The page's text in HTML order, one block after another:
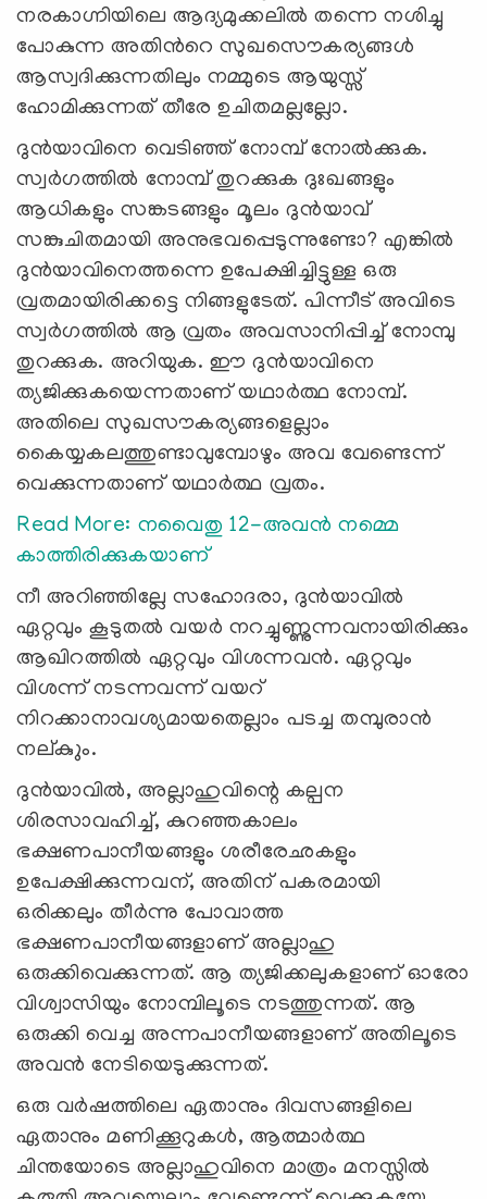
നരകാഗ്നിയിലെ ആദ്യമുക്കലില്‍ തന്നെ നശിച്ചു
പോകുന്ന അതിന്‍റെ സുഖസൌകര്യങ്ങള്‍
ആസ്വദിക്കുന്നതിലും നമ്മുടെ ആയുസ്സ്
ഹോമിക്കുന്നത് തീരേ ഉചിതമല്ലല്ലോ.
ദുന്‍യാവിനെ വെടിഞ്ഞ് നോമ്പ് നോല്‍ക്കുക.
സ്വര്‍ഗത്തില്‍ നോമ്പ് തുറക്കുക ദുഃഖങ്ങളും
ആധികളും സങ്കടങ്ങളും മൂലം ദുന്‍യാവ്
സങ്കുചിതമായി അനുഭവപ്പെടുന്നുണ്ടോ? എങ്കില്‍
ദുന്‍യാവിനെത്തന്നെ ഉപേക്ഷിച്ചിട്ടുള്ള ഒരു
വ്രതമായിരിക്കട്ടെ നിങ്ങളുടേത്. പിന്നീട് അവിടെ
സ്വര്‍ഗത്തില്‍ ആ വ്രതം അവസാനിപ്പിച്ച് നോമ്പു
തുറക്കുക. അറിയുക. ഈ ദുന്‍യാവിനെ
ത്യജിക്കുകയെന്നതാണ് യഥാര്‍ത്ഥ നോമ്പ്.
അതിലെ സുഖസൗകര്യങ്ങളെല്ലാം
കൈയ്യകലത്തുണ്ടാവുമ്പോഴും അവ വേണ്ടെന്ന്
വെക്കുന്നതാണ് യഥാര്‍ത്ഥ വ്രതം.
Read More: നവൈതു 12-അവന്‍ നമ്മെ
കാത്തിരിക്കുകയാണ്
നീ അറിഞ്ഞില്ലേ സഹോദരാ, ദുന്‍യാവില്‍
ഏറ്റവും കൂടുതല്‍ വയര്‍ നറച്ചുണ്ണുന്നവനായിരിക്കും
ആഖിറത്തില്‍ ഏറ്റവും വിശന്നവന്‍. ഏറ്റവും
വിശന്ന് നടന്നവന്ന് വയറ്
നിറക്കാനാവശ്യമായതെല്ലാം പടച്ച തമ്പുരാന്‍
നല്കുും.
ദുന്‍യാവില്‍, അല്ലാഹുവിന്റെ കല്പന
ശിരസാവഹിച്ച്, കുറഞ്ഞകാലം
ഭക്ഷണപാനീയങ്ങളും ശരീരേഛകളും
ഉപേക്ഷിക്കുന്നവന്, അതിന് പകരമായി
ഒരിക്കലും തീര്‍ന്നു പോവാത്ത
ഭക്ഷണപാനീയങ്ങളാണ് അല്ലാഹു
ഒരുക്കിവെക്കുന്നത്. ആ ത്യജിക്കലുകളാണ് ഓരോ
വിശ്വാസിയും നോമ്പിലൂടെ നടത്തുന്നത്. ആ
ഒരുക്കി വെച്ച അന്നപാനീയങ്ങളാണ് അതിലൂടെ
അവന്‍ നേടിയെടുക്കുന്നത്.
ഒരു വര്‍ഷത്തിലെ ഏതാനും ദിവസങ്ങളിലെ
ഏതാനും മണിക്കൂറുകള്‍, ആത്മാര്‍ത്ഥ
ചിന്തയോടെ അല്ലാഹുവിനെ മാത്രം മനസ്സില്‍